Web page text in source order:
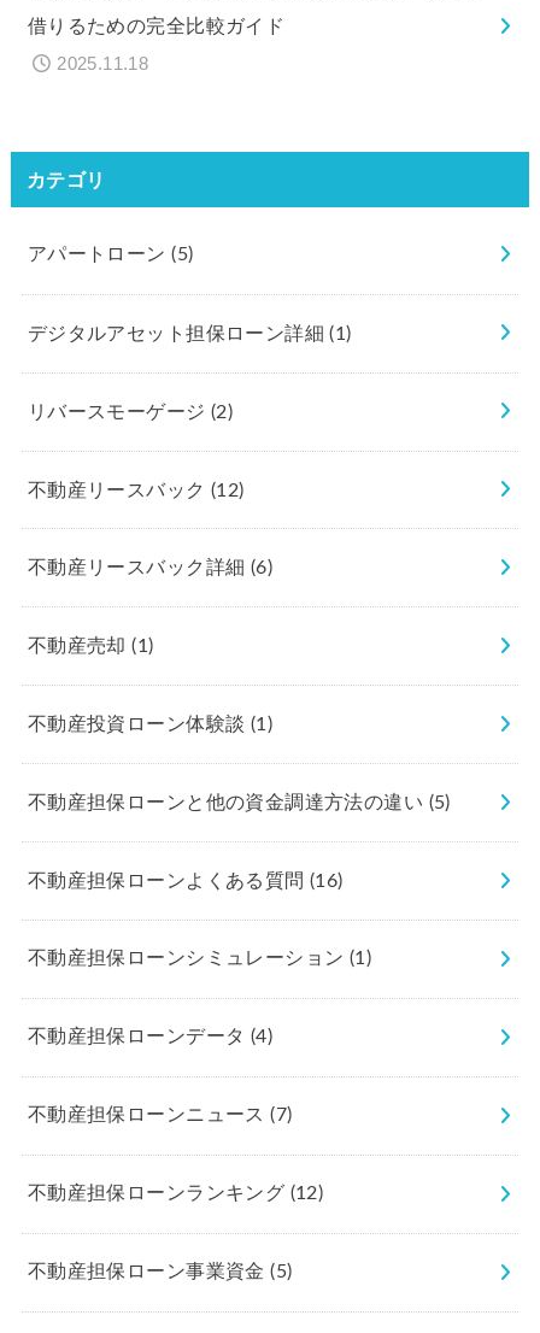
借りるための完全比較ガイド
2025.11.18
カテゴリ
アパートローン(5)
デジタルアセット担保ローン詳細(1)
リバースモーゲージ (2)
不動産リースバック (12)
不動産リースバック詳細 (6)
不動産売却(1)
不動産投資ローン体験談 (1)
不動産担保ローンと他の資金調達方法の違い (5)
不動産担保ローンよくある質問(16)
不動産担保ローンシミュレーション (1)
不動産担保ローンデータ (4)
不動産担保ローンニュース(7)
不動産担保ローンランキング (12)
不動産担保ローン事業資金(5)